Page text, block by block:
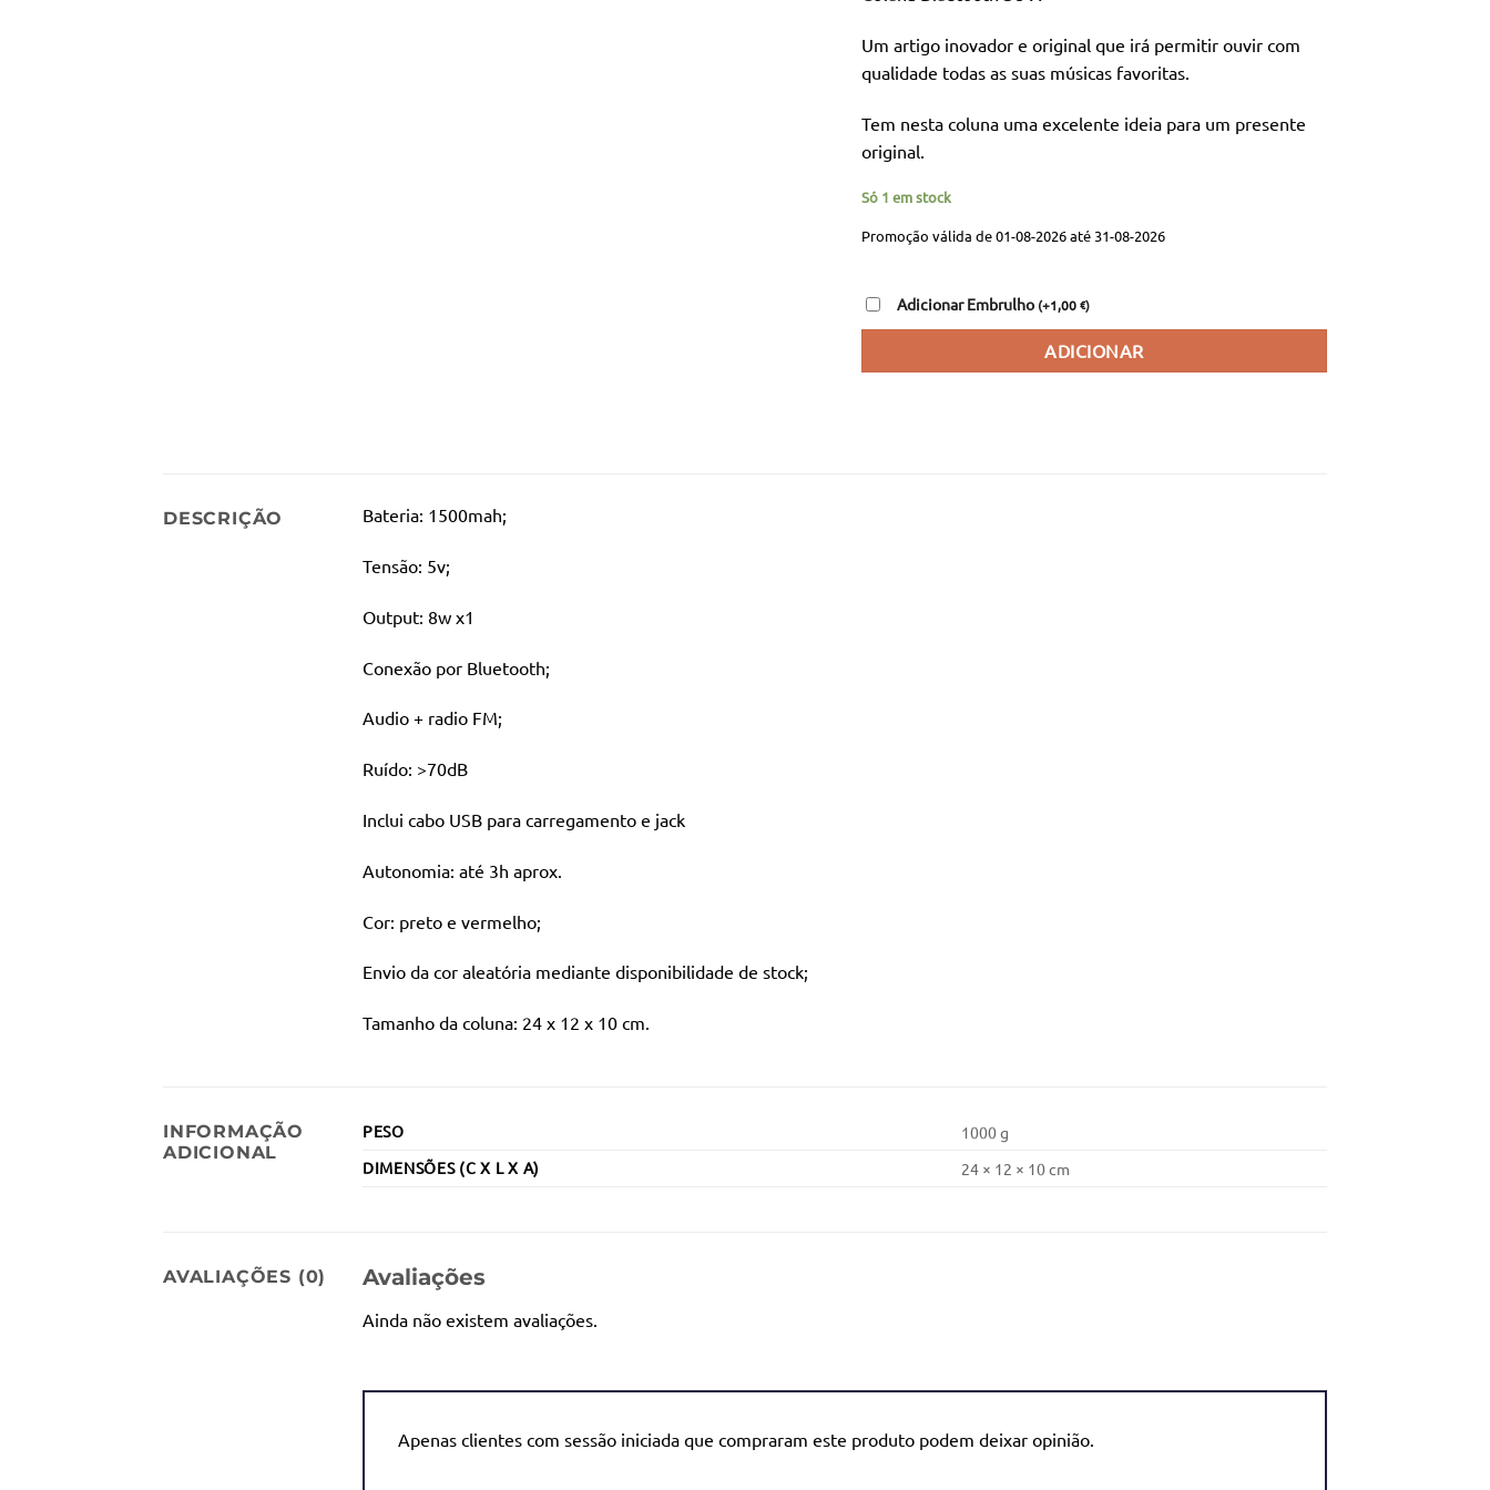
40,00 €.17,90 €.
Um artigo inovador e original que irá permitir ouvir com
qualidade todas as suas músicas favoritas.
Tem nesta coluna uma excelente ideia para um presente
original.
Só 1 em stock
Promoção válida de 01-08-2026 até 31-08-2026
Adicionar Embrulho(+1,00 €)
ADICIONAR
DESCRIÇÃO Bateria: 1500mah;
Tensão: 5v;
Output: 8w x1
Conexão por Bluetooth;
Audio + radio FM;
Ruído: >70dB
Inclui cabo USB para carregamento e jack
Autonomia: até 3h aprox.
Cor: preto e vermelho;
Envio da cor aleatória mediante disponibilidade de stock;
Tamanho da coluna: 24 x 12 x 10 cm.
INFORMAÇÃO
ADICIONAL
PESO
1000 g
DIMENSÕES (C X L X A)
24 × 12 × 10 cm
AVALIAÇÕES (0) Avaliações
Ainda não existem avaliações.
Apenas clientes com sessão iniciada que compraram este produto podem deixar opinião.